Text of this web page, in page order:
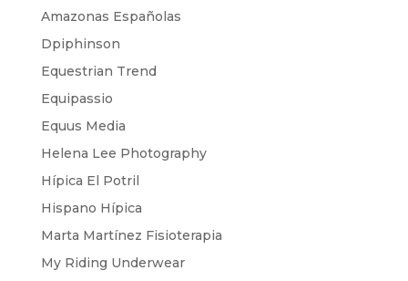
Amazonas Españolas
Dpiphinson
Equestrian Trend
Equipassio
Equus Media
Helena Lee Photography
Hípica El Potril
Hispano Hípica
Marta Martínez Fisioterapia
My Riding Underwear